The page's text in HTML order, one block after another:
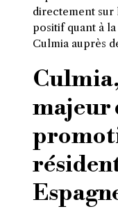
directement sur
positif quant à
Culmia auprès
majeur